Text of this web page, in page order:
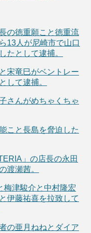
の徳重願こと徳重流
13人が尼崎市で山口
たとして逮捕。
宋竜巳がベントレー
して逮捕。
さんがめちゃくちゃ
こと長島を脅迫した
」の店長の永田
渡瀬茜。
梅津駿介と中村隆宏
伊藤祐喜を拉致して
の亜月ねねとダイア